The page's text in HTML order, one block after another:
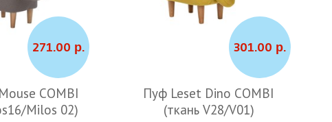
271.00 р.
COMBI
Milos 02)
301.00 р.
Пуф Leset Dino COMBI
(ткань V28/V01)